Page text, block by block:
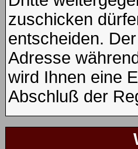
zuschicken
entscheiden.
Adresse
wird Ihnen eine
Abschluß der